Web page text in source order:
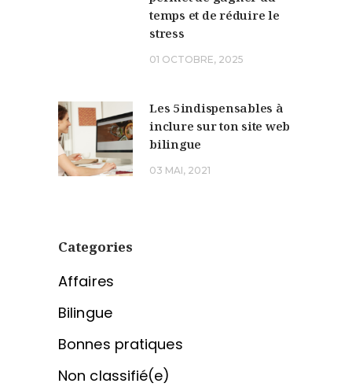
temps et de réduire le
stress
01 OCTOBRE, 2025
Les 5 indispensables à
inclure sur ton site web
bilingue
03 MAI, 2021
Categories
Affaires
Bilingue
Bonnes pratiques
Non classifié(e)